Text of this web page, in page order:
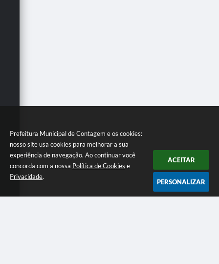
Prefeitura Municipal de Contagem e os cookies:
nosso site usa cookies para melhorar a sua
experiência de navegação. Ao continuar você
concorda com a nossa Política de Cookies e
Privacidade.
ACEITAR
PERSONALIZAR